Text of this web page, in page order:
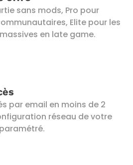
sans mods, Pro pour
Elite pour les
en late game.
par email en moins de 2
réseau de votre